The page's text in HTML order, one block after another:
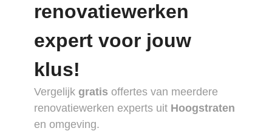
renovatiewerken
expert voor jouw
klus!
Vergelijk gratis offertes van meerdere
renovatiewerken experts uit Hoogstraten
en omgeving.